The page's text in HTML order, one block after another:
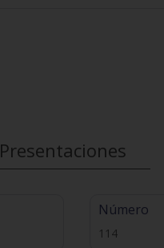
Presentaciones
Número
114